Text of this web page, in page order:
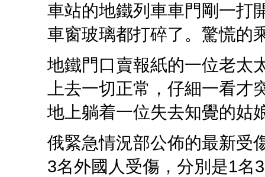
車站的地鐵列車車門剛一打
車窗玻璃都打碎了。驚慌的
地鐵門口賣報紙的一位老太
上去一切正常，仔細一看
地上躺着一位失去知覺的姑
俄緊急情況部公佈的最新受
3名外國人受傷，分別是1名